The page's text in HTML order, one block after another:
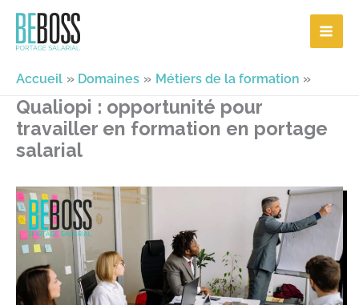
Aller
Accueil
Domaines Métiers de la formation
Qualiopi : opportunité pour
travailler en formation en portage
salarial